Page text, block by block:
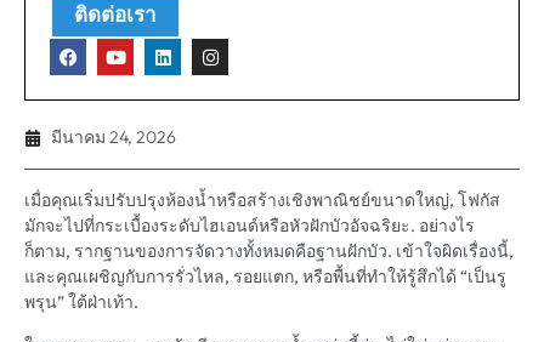
ติดต่อเรา
มีนาคม 24, 2026
เมื่อคุณเริ่มปรับปรุงห้องน้ำหรือสร้างเชิงพาณิชย์ขนาดใหญ่, โฟกัส
มักจะไปที่กระเบื้องระดับไฮเอนด์หรือหัวฝักบัวอัจฉริยะ. อย่างไร
ก็ตาม, รากฐานของการจัดวางทั้งหมดคือฐานฝักบัว. เข้าใจผิดเรื่องนี้,
และคุณเผชิญกับการรั่วไหล, รอยแตก, หรือพื้นที่ทำให้รู้สึกได้ “เป็นรู
พรุน” ใต้ฝ่าเท้า.